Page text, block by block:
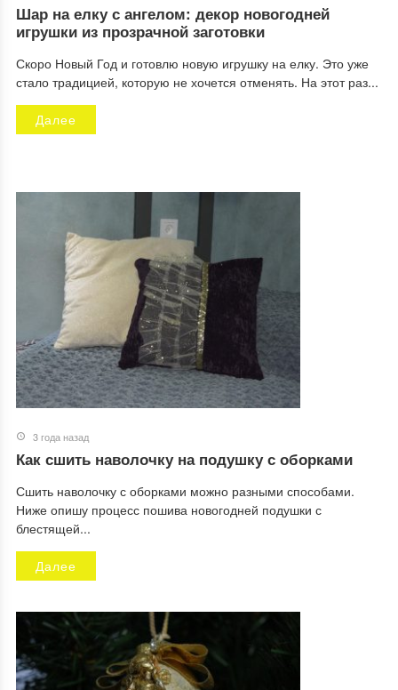
Шар на елку с ангелом: декор новогодней
игрушки из прозрачной заготовки
Скоро Новый Год и готовлю новую игрушку на елку. Это уже
стало традицией, которую не хочется отменять. На этот раз...
Далее
3 года назад
Как сшить наволочку на подушку с оборками
Сшить наволочку с оборками можно разными способами.
Ниже опишу процесс пошива новогодней подушки с
блестящей...
Далее